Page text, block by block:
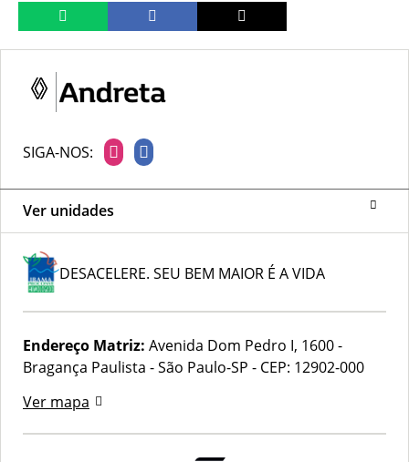
Ver unidades
SIGA-NOS:
DESACELERE. SEU BEM MAIOR É A VIDA
Endereço Matriz: Avenida Dom Pedro I, 1600 -
Bragança Paulista - São Paulo-SP - CEP: 12902-000
Ver mapa